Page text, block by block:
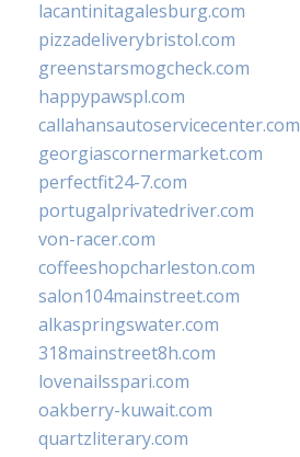
lacantinitagalesburg.com
pizzadeliverybristol.com
greenstarsmogcheck.com
happypawspl.com
callahansautoservicecenter.com
georgiascornermarket.com
perfectfit24-7.com
portugalprivatedriver.com
von-racer.com
coffeeshopcharleston.com
salon104mainstreet.com
alkaspringswater.com
318mainstreet8h.com
lovenailsspari.com
oakberry-kuwait.com
quartzliterary.com